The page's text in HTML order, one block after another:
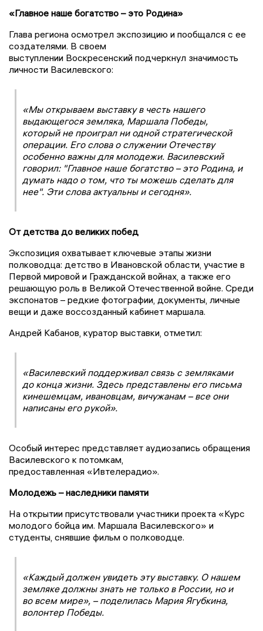
«Главное наше богатство – это Родина»
Глава региона осмотрел экспозицию и пообщался с ее
создателями. В своем
выступлении Воскресенский подчеркнул значимость
личности Василевского:
«Мы открываем выставку в честь нашего
выдающегося земляка, Маршала Победы,
который не проиграл ни одной стратегической
операции. Его слова о служении Отечеству
особенно важны для молодежи. Василевский
говорил: "Главное наше богатство – это Родина, и
думать надо о том, что ты можешь сделать для
нее". Эти слова актуальны и сегодня».
От детства до великих побед
Экспозиция охватывает ключевые этапы жизни
полководца: детство в Ивановской области, участие в
Первой мировой и Гражданской войнах, а также его
решающую роль в Великой Отечественной войне. Среди
экспонатов – редкие фотографии, документы, личные
вещи и даже воссозданный кабинет маршала.
Андрей Кабанов, куратор выставки, отметил:
«Василевский поддерживал связь с земляками
до конца жизни. Здесь представлены его письма
кинешемцам, ивановцам, вичужанам – все они
написаны его рукой».
Особый интерес представляет аудиозапись обращения
Василевского к потомкам,
предоставленная «Ивтелерадио».
Молодежь – наследники памяти
На открытии присутствовали участники проекта «Курс
молодого бойца им. Маршала Василевского» и
студенты, снявшие фильм о полководце.
«Каждый должен увидеть эту выставку. О нашем
земляке должны знать не только в России, но и
во всем мире», – поделилась Мария Ягубкина,
волонтер Победы.